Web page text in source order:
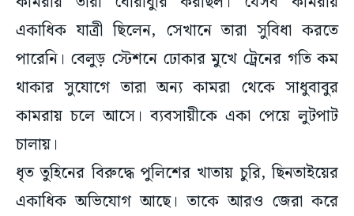
একাধিক যাত্রী ছিলেন, সেখানে তারা সুবিধা করতে
পারেনি। বেলুড় স্টেশনে ঢোকার মুখে ট্রেনের গতি কম
থাকার সুযোগে তারা অন্য কামরা থেকে সাধুবাবুর
কামরায় চলে আসে। ব্যবসায়ীকে একা পেয়ে লুটপাট
চালায়।
ধৃত তুহিনের বিরুদ্ধে পুলিশের খাতায় চুরি, ছিনতাইয়ের
একাধিক অভিযোগ আছে। তাকে আরও জেরা করে